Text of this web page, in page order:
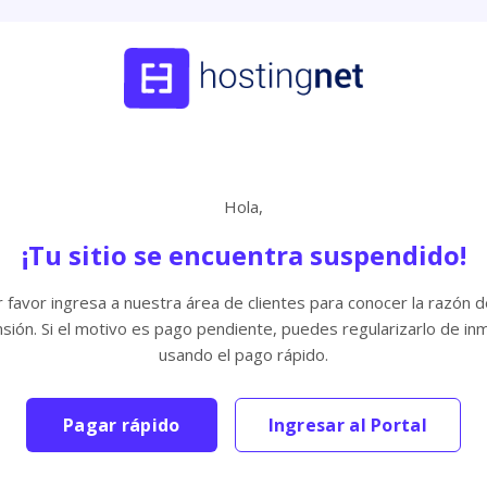
Hola,
¡Tu sitio se encuentra suspendido!
favor ingresa a nuestra área de clientes para conocer la razón
Si el motivo es pago pendiente, puedes regularizarlo de
usando el pago rápido.
Pagar rápido Ingresar al Portal